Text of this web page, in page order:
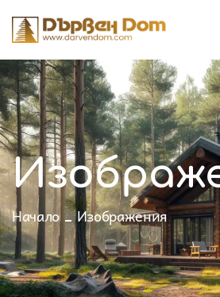
Начало Изображения